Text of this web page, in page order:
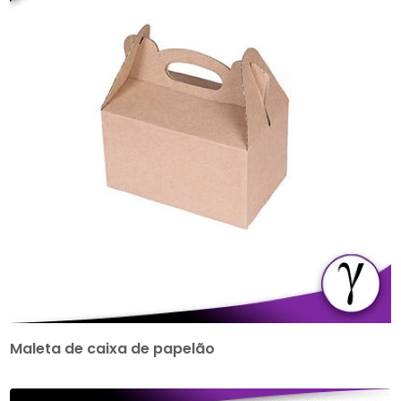
Maleta de caixa de papelão